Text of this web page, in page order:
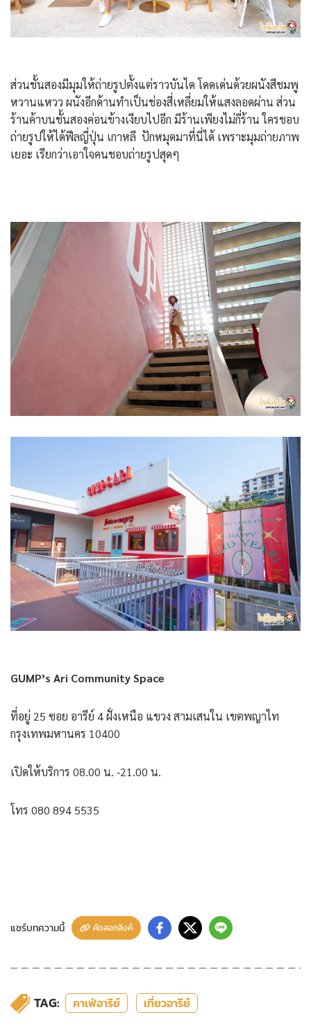
ส่วนชั้นสองมีมุมให้ถ่ายรูปตั้งแต่ราวบันได โดดเด่นด้วยผนังสีชมพู
หวานแหวว ผนังอีกด้านทำเป็นช่องสี่เหลี่ยมให้แสงลอดผ่าน ส่วน
ร้านค้าบนชั้นสองค่อนข้างเงียบไปอีก มีร้านเพียงไม่กี่ร้าน ใครชอบ
ถ่ายรูปให้ได้ฟีลญี่ปุ่น เกาหลี ปักหมุดมาที่นี่ได้ เพราะมุมถ่ายภาพ
เยอะ เรียกว่าเอาใจคนชอบถ่ายรูปสุดๆ
GUMP’s Ari Community Space
ที่อยู่ 25 ซอย อารีย์ 4 ฝั่งเหนือ แขวง สามเสนใน เขตพญาไท
กรุงเทพมหานคร 10400
เปิดให้บริการ 08.00 น. -21.00 น.
โทร 080 894 5535
แชร์บทความนี้ คัดลอกลิงค์
TAG: คาเฟ่อารีย์ เที่ยวอารีย์